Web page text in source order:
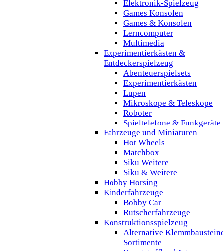
Elektronik-Spielzeug
Games Konsolen
Games & Konsolen
Lerncomputer
Multimedia
Experimentierkästen &
Entdeckerspielzeug
Abenteuerspielsets
Experimentierkästen
Lupen
Mikroskope & Teleskope
Roboter
Spieltelefone & Funkgeräte
Fahrzeuge und Miniaturen
Hot Wheels
Matchbox
Siku Weitere
Siku & Weitere
Hobby Horsing
Kinderfahrzeuge
Bobby Car
Rutscherfahrzeuge
Konstruktionsspielzeug
Alternative
Sortimente